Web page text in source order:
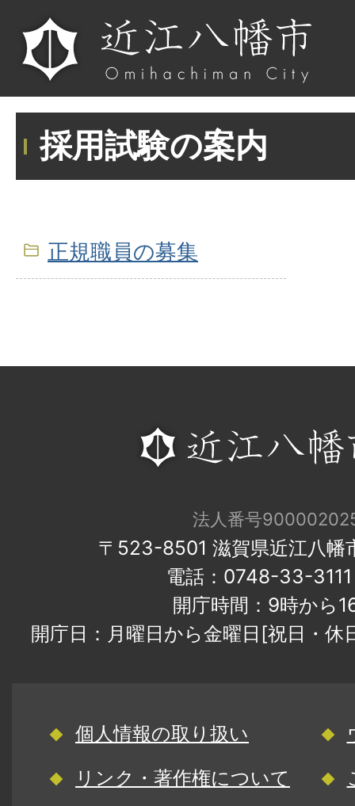
採用試験の案内
正規職員の募集
法人番号
〒523-8501 滋賀県近江八幡
電話：0748-33-
開庁時間：9時から
開庁日：月曜日から金曜日[祝日・
個人情報の取り扱い
リンク・著作権について